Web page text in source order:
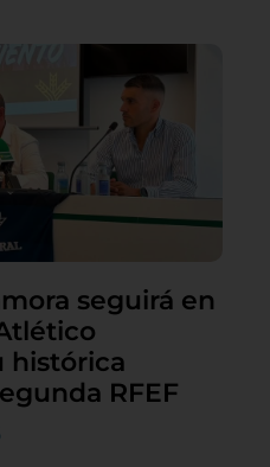
seguirá en
histórica
RFEF